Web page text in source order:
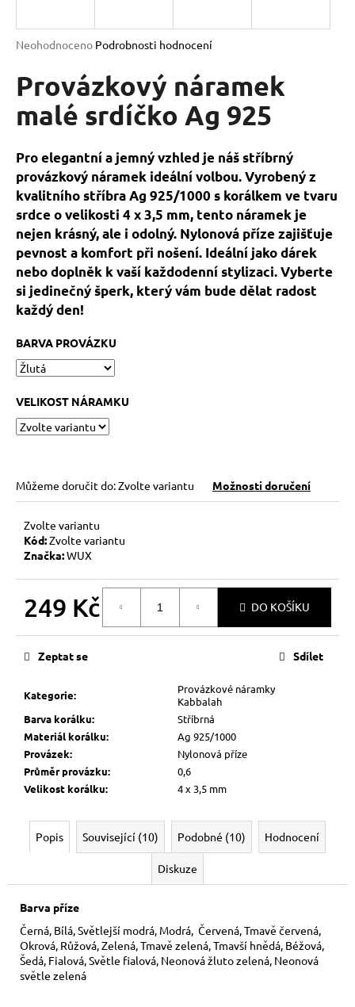
Průměrné
produktu
je
hvězdiček.
Neohodnoceno Podrobnosti hodnocení
Provázkový náramek
malé srdíčko Ag 925
Pro elegantní a jemný vzhled je náš stříbrný
provázkový náramek ideální volbou. Vyrobený z
kvalitního stříbra Ag 925/1000 s korálkem ve tvaru
srdce o velikosti 4 x 3,5 mm, tento náramek je
nejen krásný, ale i odolný. Nylonová příze zajišťuje
pevnost a komfort při nošení. Ideální jako dárek
nebo doplněk k vaší každodenní stylizaci. Vyberte
si jedinečný šperk, který vám bude dělat radost
každý den!
BARVA PROVÁZKU
VELIKOST NÁRAMKU
Můžeme doručit do:Zvolte variantu Možnosti doručení
Zvolte variantu
Kód:Zvolte variantu
Značka:WUX
249 Kč DO KOŠÍKU
Kategorie:
Provázkové náramky
Kabbalah
Barva korálku:
Stříbrná
Materiál korálku:
Ag 925/1000
Provázek:
Nylonová příze
Průměr provázku:
0,6
Velikost korálku: 4 x 3,5 mm
Zeptat se Sdílet
Popis Související (10) Podobné (10) Hodnocení
Diskuze
Barva příze
Černá, Bílá, Světlejší modrá, Modrá, Červená, Tmavě červená,
Okrová, Růžová, Zelená, Tmavě zelená, Tmavší hnědá, Béžová,
Šedá, Fialová, Světle fialová, Neonová žluto zelená, Neonová
světle zelená
j
t
?
HLEDAT
D
o
p
o
u
č
u
j
e
m
KABBALAH
STŘÍBRNÝ
KROUŽEK
AG925
129